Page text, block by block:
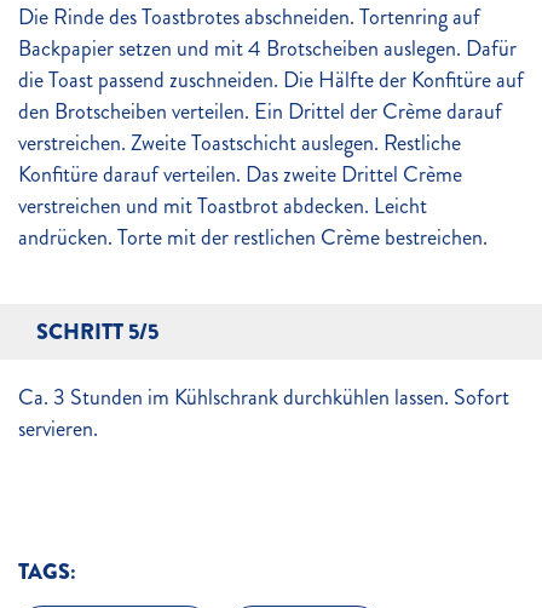
Die Rinde des Toastbrotes abschneiden. Tortenring auf
Backpapier setzen und mit 4 Brotscheiben auslegen. Dafür
die Toast passend zuschneiden. Die Hälfte der Konfitüre auf
den Brotscheiben verteilen. Ein Drittel der Crème darauf
verstreichen. Zweite Toastschicht auslegen. Restliche
Konfitüre darauf verteilen. Das zweite Drittel Crème
verstreichen und mit Toastbrot abdecken. Leicht
andrücken. Torte mit der restlichen Crème bestreichen.
SCHRITT 5/5
Ca. 3 Stunden im Kühlschrank durchkühlen lassen. Sofort
servieren.
TAGS: